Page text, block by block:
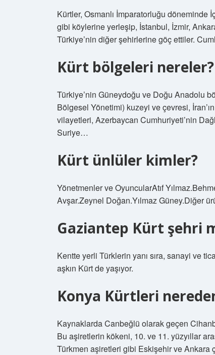
Kürtler, Osmanlı İmparatorluğu döneminde
gibi köylerine yerleşip, İstanbul, İzmir,
Türkiye’nin diğer şehirlerine göç ettiler.
Kürt bölgeleri nereler?
Türkiye’nin Güneydoğu ve Doğu Anadolu
Bölgesel Yönetimi) kuzeyi ve çevresi,
vilayetleri, Azerbaycan Cumhuriyeti’nin
Suriye…
Kürt ünlüler kimler?
Yönetmenler ve OyuncularAtıf
Avşar.Zeynel Doğan.Yılmaz Güney.Diğer
Gaziantep Kürt şehri
Kentte yerli Türklerin yanı sıra, sanayi ve
aşkın Kürt de yaşıyor.
Konya Kürtleri
Kaynaklarda Canbeğlü olarak geçen
Bu aşiretlerin kökeni, 10. ve 11. yüzyıllar
Türkmen aşiretleri gibi Eskişehir ve